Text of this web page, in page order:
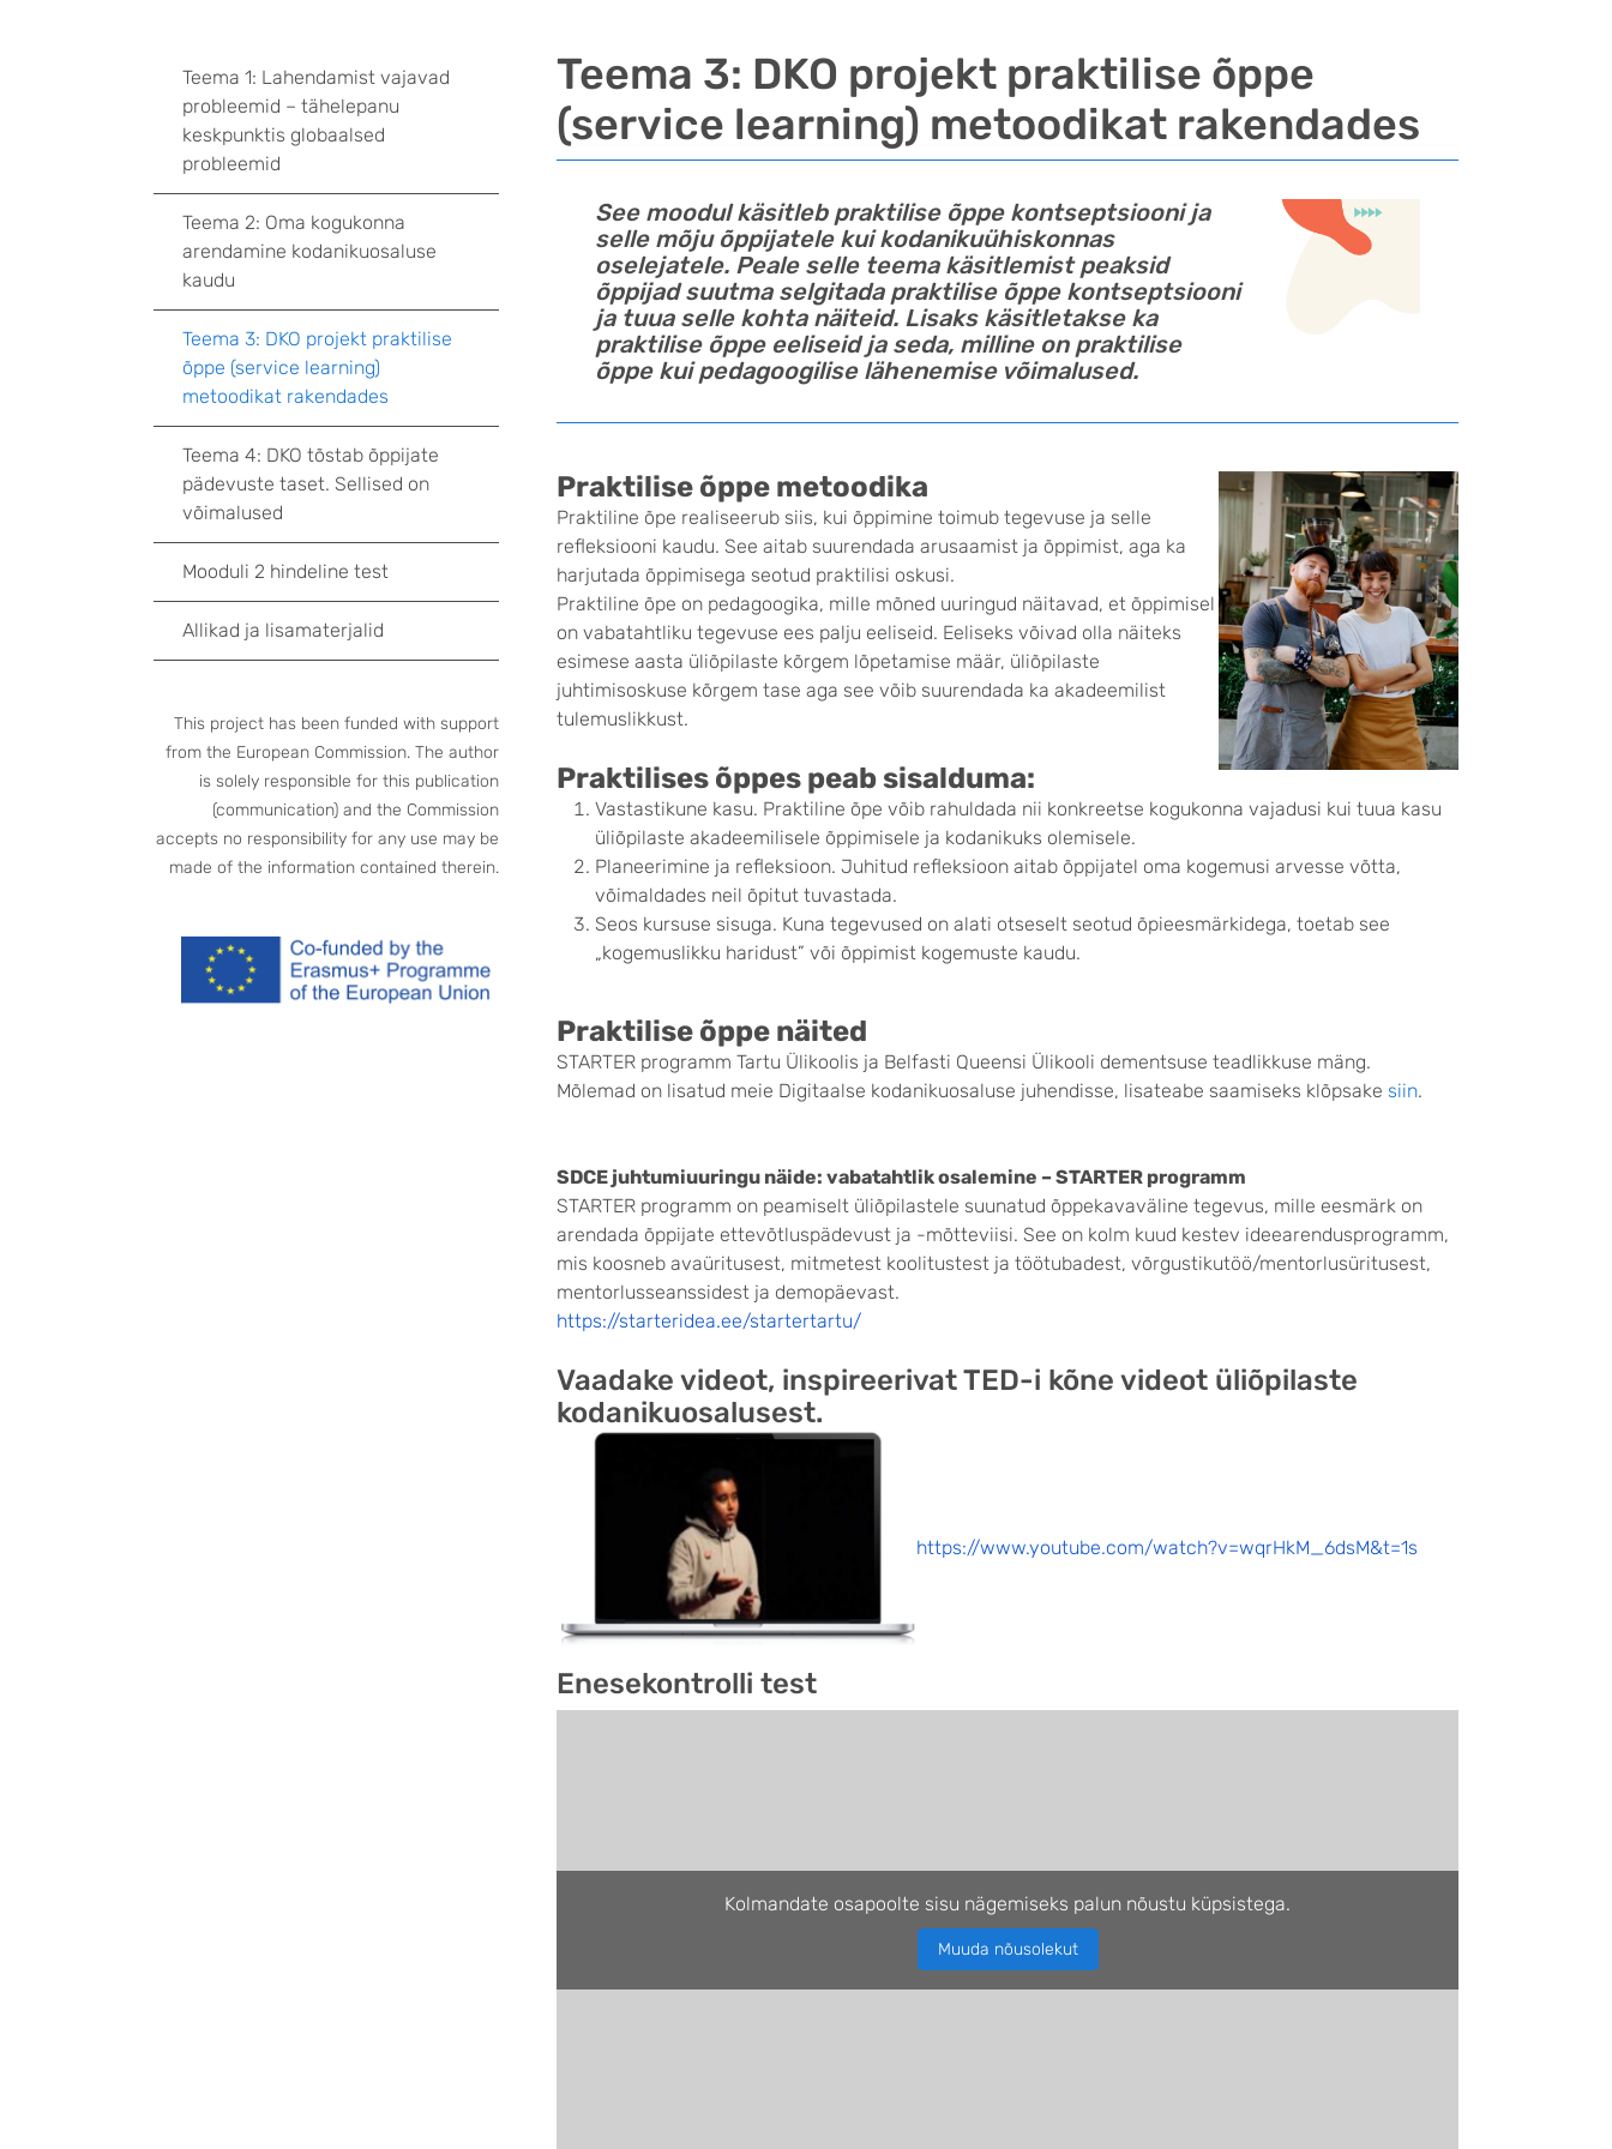
Teema 3: DKO projekt praktilise õppe
(service learning) metoodikat rakendades
See moodul käsitleb praktilise õppe kontseptsiooni ja
selle mõju õppijatele kui kodanikuühiskonnas
oselejatele. Peale selle teema käsitlemist peaksid
õppijad suutma selgitada praktilise õppe kontseptsiooni
ja tuua selle kohta näiteid. Lisaks käsitletakse ka
praktilise õppe eeliseid ja seda, milline on praktilise
õppe kui pedagoogilise lähenemise võimalused.
Praktilise õppe metoodika
Praktiline õpe realiseerub siis, kui õppimine toimub tegevuse ja selle
refleksiooni kaudu. See aitab suurendada arusaamist ja õppimist, aga ka
harjutada õppimisega seotud praktilisi oskusi.
Praktiline õpe on pedagoogika, mille mõned uuringud näitavad, et õppimisel
on vabatahtliku tegevuse ees palju eeliseid. Eeliseks võivad olla näiteks
esimese aasta üliõpilaste kõrgem lõpetamise määr, üliõpilaste
juhtimisoskuse kõrgem tase aga see võib suurendada ka akadeemilist
tulemuslikkust.
Praktilises õppes peab sisalduma:
Vastastikune kasu. Praktiline õpe võib rahuldada nii konkreetse kogukonna vajadusi kui tuua kasu
üliõpilaste akadeemilisele õppimisele ja kodanikuks olemisele.
Planeerimine ja refleksioon. Juhitud refleksioon aitab õppijatel oma kogemusi arvesse võtta,
võimaldades neil õpitut tuvastada.
Seos kursuse sisuga. Kuna tegevused on alati otseselt seotud õpieesmärkidega, toetab see
„kogemuslikku haridust” või õppimist kogemuste kaudu.
Praktilise õppe näited
STARTER programm Tartu Ülikoolis ja Belfasti Queensi Ülikooli dementsuse teadlikkuse mäng.
Mõlemad on lisatud meie Digitaalse kodanikuosaluse juhendisse, lisateabe saamiseks klõpsake siin.
SDCE juhtumiuuringu näide: vabatahtlik osalemine – STARTER programm
STARTER programm on peamiselt üliõpilastele suunatud õppekavaväline tegevus, mille eesmärk on
arendada õppijate ettevõtluspädevust ja -mõtteviisi. See on kolm kuud kestev ideearendusprogramm,
mis koosneb avaüritusest, mitmetest koolitustest ja töötubadest, võrgustikutöö/mentorlusüritusest,
mentorlusseanssidest ja demopäevast.
https://starteridea.ee/startertartu/
Vaadake videot, inspireerivat TED-i kõne videot üliõpilaste
kodanikuosalusest.
https://www.youtube.com/watch?v=wqrHkM_6dsM&t=1s
Enesekontrolli test
Kolmandate osapoolte sisu nägemiseks palun nõustu küpsistega.
Muuda nõusolekut
Teema 1: Lahendamist vajavad
probleemid – tähelepanu
keskpunktis globaalsed
probleemid
Teema 2: Oma kogukonna
arendamine kodanikuosaluse
kaudu
Teema 3: DKO projekt praktilise
õppe (service learning)
metoodikat rakendades
Teema 4: DKO tõstab õppijate
pädevuste taset. Sellised on
võimalused
Mooduli 2 hindeline test
Allikad ja lisamaterjalid
This project has been funded with support
from the European Commission. The author
is solely responsible for this publication
(communication) and the Commission
accepts no responsibility for any use may be
made of the information contained therein.